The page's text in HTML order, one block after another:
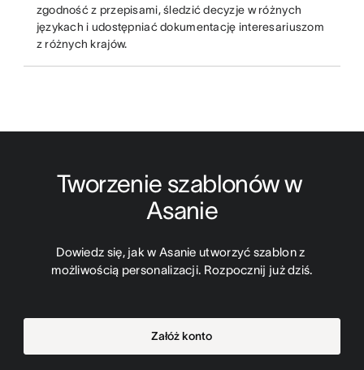
zgodność z przepisami, śledzić decyzje w różnych
językach i udostępniać dokumentację interesariuszom
z różnych krajów.
Tworzenie szablonów w
Asanie
Dowiedz się, jak w Asanie utworzyć szablon z
możliwością personalizacji. Rozpocznij już dziś.
Załóż konto